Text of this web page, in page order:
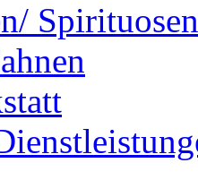
Spirituosen